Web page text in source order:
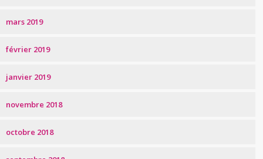
mars 2019
février 2019
janvier 2019
novembre 2018
octobre 2018